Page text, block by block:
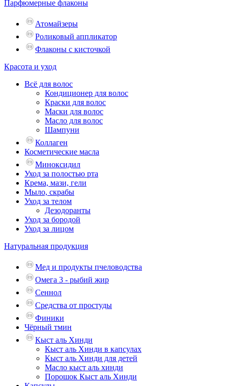
Парфюмерные флаконы
Атомайзеры
Роликовый аппликатор
Флаконы с кисточкой
Красота и уход
Всё для волос
Кондиционер для волос
Краски для волос
Маски для волос
Масло для волос
Шампуни
Коллаген
Косметические масла
Миноксидил
Уход за полостью рта
Крема, мази, гели
Мыло, скрабы
Уход за телом
Дезодоранты
Уход за бородой
Уход за лицом
Натуральная продукция
Мед и продукты пчеловодства
Омега 3 - рыбий жир
Сеннол
Средства от простуды
Финики
Чёрный тмин
Кыст аль Хинди
Кыст аль Хинди в капсулах
Кыст аль Хинди для детей
Масло кыст аль хинди
Порошок Кыст аль Хинди